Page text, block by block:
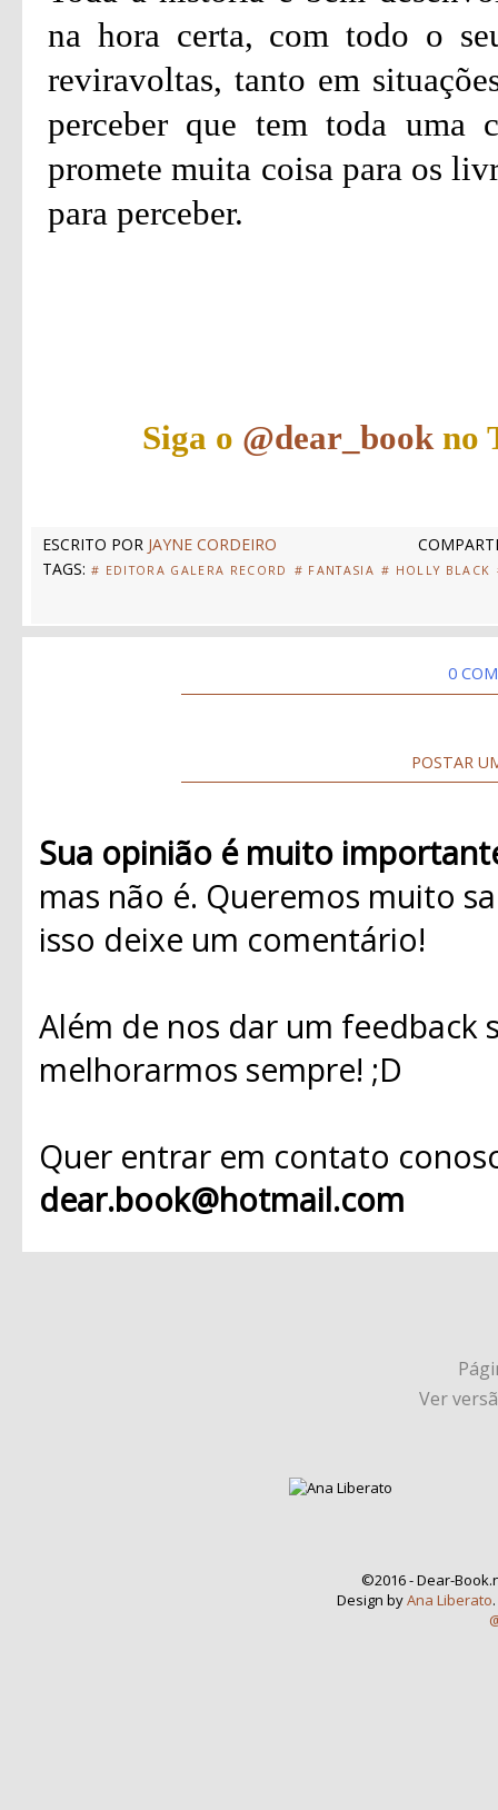
na hora certa, com todo o
reviravoltas, tanto em
perceber que tem toda uma
promete muita coisa para os
para perceber.
Siga o @dear_book no
ESCRITO POR JAYNE CORDEIRO
TAGS: # EDITORA GALERA RECORD # FANTASIA # HOLLY BLACK
0
POSTAR
Sua opinião é muito
mas não é. Queremos muito
isso deixe um comentário!
Além de nos dar um
melhorarmos sempre! ;D
Quer entrar em contato
dear.book@hotmail.com
Ver
©2016 - Dear-
Design byAna Liberato